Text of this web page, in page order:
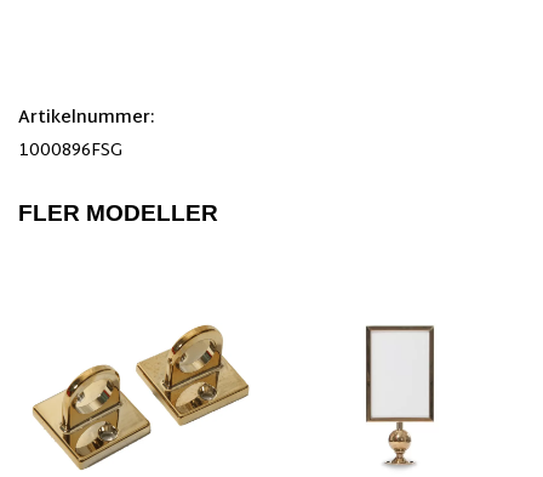
Artikelnummer:
1000896FSG
FLER MODELLER